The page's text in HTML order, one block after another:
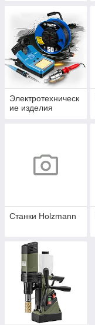
Электротехническ
ие изделия
Станки Holzmann